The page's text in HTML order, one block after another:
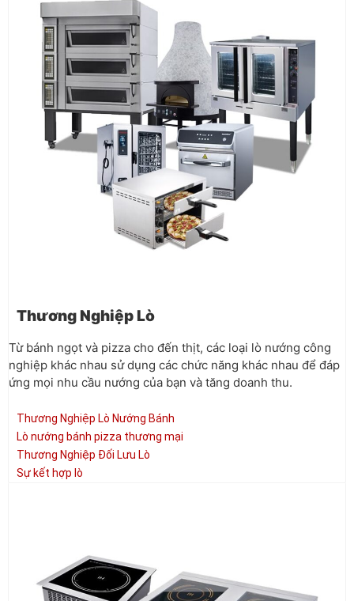
Thương Nghiệp Lò
Từ bánh ngọt và pizza cho đến thịt, các loại lò nướng công
nghiệp khác nhau sử dụng các chức năng khác nhau để đáp
ứng mọi nhu cầu nướng của bạn và tăng doanh thu.
Thương Nghiệp Lò Nướng Bánh
Lò nướng bánh pizza thương mại
Thương Nghiệp Đối Lưu Lò
Sự kết hợp lò